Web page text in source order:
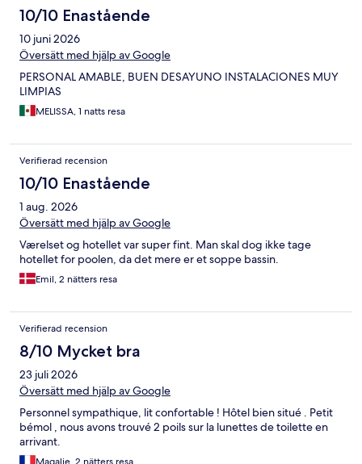
10/10 Enastående
10 juni 2026
Översätt med hjälp av Google
PERSONAL AMABLE, BUEN DESAYUNO INSTALACIONES MUY
LIMPIAS
MELISSA, 1 natts resa
Verifierad recension
10/10 Enastående
1 aug. 2026
Översätt med hjälp av Google
Værelset og hotellet var super fint. Man skal dog ikke tage
hotellet for poolen, da det mere er et soppe bassin.
Emil, 2 nätters resa
Verifierad recension
8/10 Mycket bra
23 juli 2026
Översätt med hjälp av Google
Personnel sympathique, lit confortable ! Hôtel bien situé . Petit
bémol , nous avons trouvé 2 poils sur la lunettes de toilette en
arrivant.
Magalie, 2 nätters resa